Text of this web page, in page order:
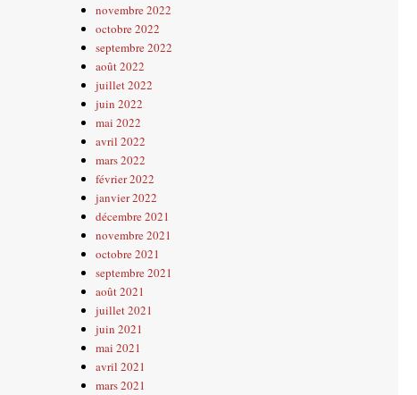
novembre 2022
octobre 2022
septembre 2022
août 2022
juillet 2022
juin 2022
mai 2022
avril 2022
mars 2022
février 2022
janvier 2022
décembre 2021
novembre 2021
octobre 2021
septembre 2021
août 2021
juillet 2021
juin 2021
mai 2021
avril 2021
mars 2021